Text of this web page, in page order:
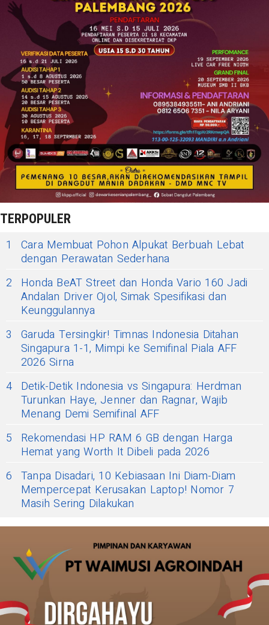
TERPOPULER
1
Cara Membuat Pohon Alpukat Berbuah Lebat
dengan Perawatan Sederhana
2
Honda BeAT Street dan Honda Vario 160 Jadi
Andalan Driver Ojol, Simak Spesifikasi dan
Keunggulannya
3
Garuda Tersingkir! Timnas Indonesia Ditahan
Singapura 1-1, Mimpi ke Semifinal Piala AFF
2026 Sirna
4 Detik-Detik Indonesia vs Singapura: Herdman
Turunkan Haye, Jenner dan Ragnar, Wajib
Menang Demi Semifinal AFF
5
Rekomendasi HP RAM 6 GB dengan Harga
Hemat yang Worth It Dibeli pada 2026
6 Tanpa Disadari, 10 Kebiasaan Ini Diam-Diam
Mempercepat Kerusakan Laptop! Nomor 7
Masih Sering Dilakukan